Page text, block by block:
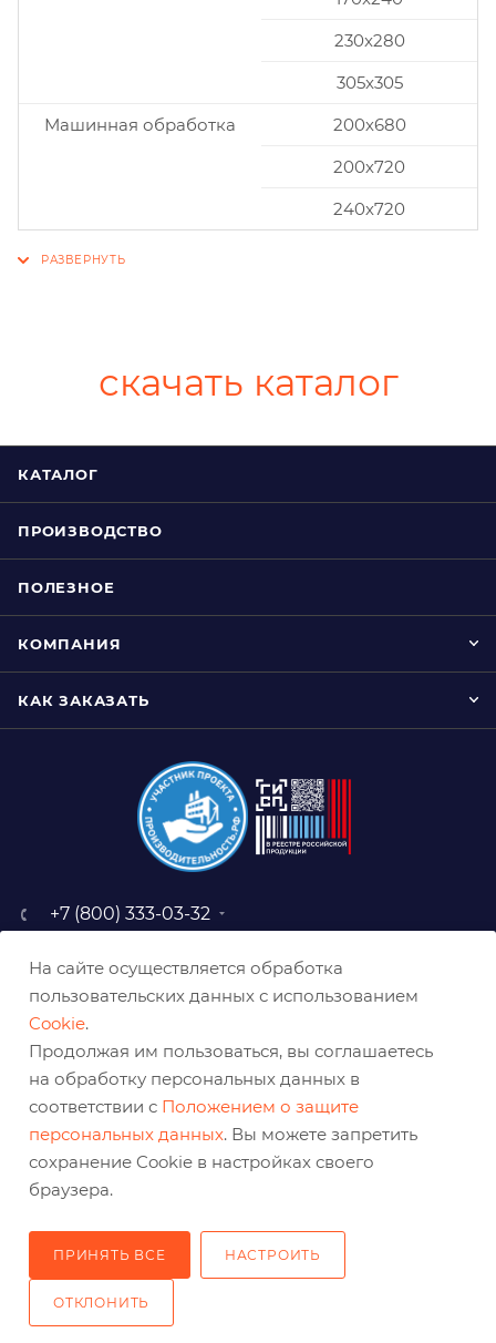
230x280
305x305
Машинная обработка
200х680
200х720
240х720
скачать каталог
КАТАЛОГ
ПРОИЗВОДСТВО
ПОЛЕЗНОЕ
КОМПАНИЯ
КАК ЗАКАЗАТЬ
+7 (800) 333-03-32
baz@belabraziv.ru
308009, Россия, г. Белгород,
На сайте осуществляется обработка
пользовательских данных с использованием
Cookie.
Продолжая им пользоваться, вы соглашаетесь
на обработку персональных данных в
соответствии с Положением о защите
персональных данных. Вы можете запретить
сохранение Cookie в настройках своего
браузера.
ПРИНЯТЬ ВСЕ НАСТРОИТЬ
ОТКЛОНИТЬ